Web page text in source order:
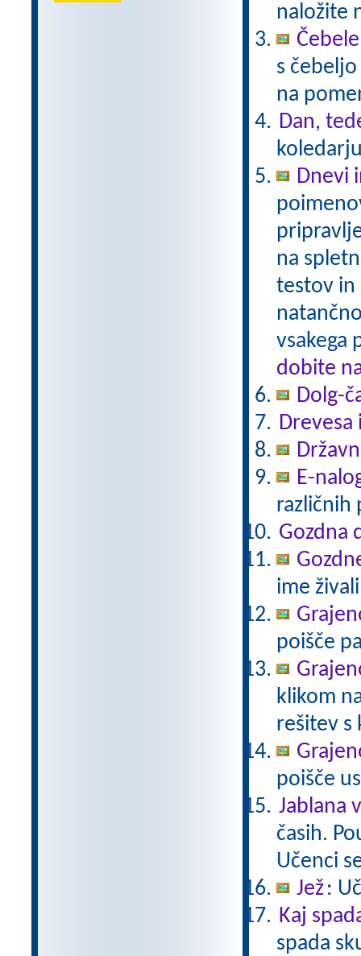
naložite
Čebele
s
na
Dan,
Dnevi
na
testov in
vsakega
dobite
Dolg-
E-
Gozdna
ime
poišče
klikom
rešitev s
poišče
Jablana
časih.
Učenci
Jež:
Kaj
spada